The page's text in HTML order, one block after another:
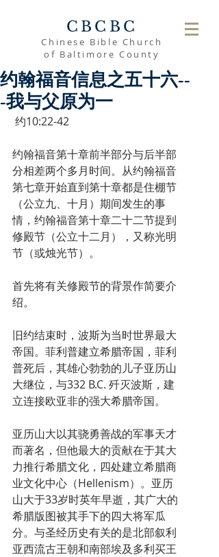
CBCBC
Chinese Bible Church
of Baltimore County
约翰福音信息之五十六--
-我与父原为一
约10:22-42
约翰福音第十章前半部分与后半部
分相差两个多月时间。从约翰福音
第七章开始直到第十章都是住棚节
（公立九、十月）期间发生的事
情，约翰福音第十章二十二节提到
修殿节（公立十二月），又称光明
节（或烛光节）。
首先将有关修殿节的背景作简要介
绍。
旧约结束时，波斯为当时世界最大
帝国。菲利普建立希腊帝国，菲利
普死后，其雄心勃勃的儿子亚历山
大继位，与332 B.C. 歼灭波斯，建
立连接欧亚非的强大希腊帝国。
亚历山大以其骁勇善战的军事天才
而著名，但他最大的贡献在于其大
力推行希腊文化，四处建立希腊商
业文化中心（Hellenism）。亚历
山大于33岁时英年早逝，其广大的
希腊版图被其手下的四大将军瓜
分。与圣经历史有关的是北部叙利
亚西流古王朝和南部埃及多利买王